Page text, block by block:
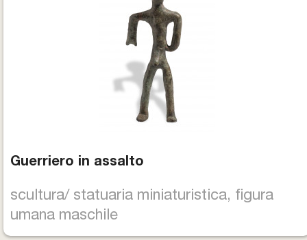
Guerriero in assalto
scultura/ statuaria miniaturistica, figura
umana maschile